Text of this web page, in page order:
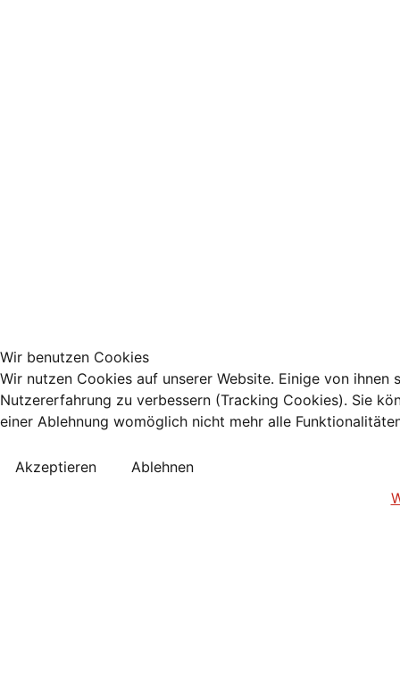
Wir benutzen Cookies
Wir nutzen Cookies auf unserer Website. Einige von
Nutzererfahrung zu verbessern (Tracking Cookies). Sie
einer Ablehnung womöglich nicht mehr alle
Akzeptieren
Ablehnen